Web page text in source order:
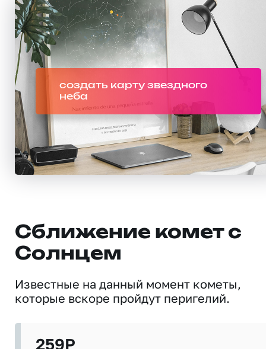
создать карту звездного
неба
Сближение комет с
Солнцем
Известные на данный момент кометы,
которые вскоре пройдут перигелий.
259P